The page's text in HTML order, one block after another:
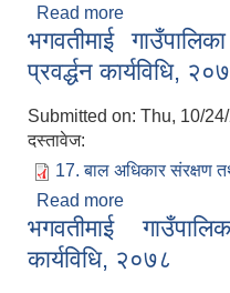
Read more
२०७८
भगवतीमाई
प्रवर्द्धन कार्यविधि,
Submitted on: Thu, 10/
दस्तावेज:
17. बाल अधिकार संरक्षण
Read more
प्रवर्द्धन
भगवतीमाई
कार्यविधि, २०७८